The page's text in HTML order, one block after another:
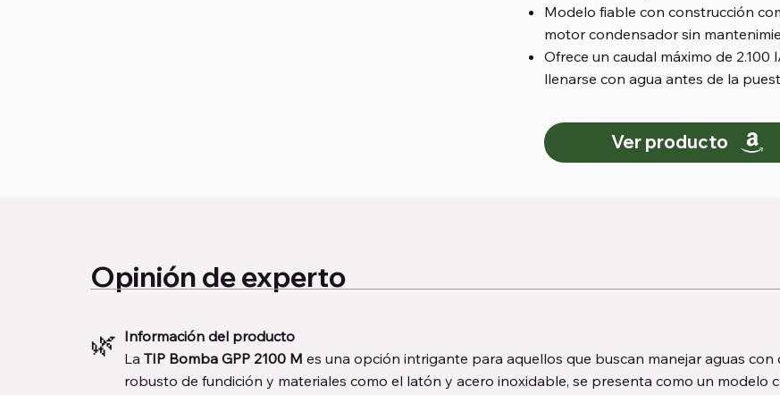
Modelo fiable con construcción
motor condensador sin
Ofrece un caudal máximo de
llenarse con agua antes de la
Ver producto
Opinión de experto
🌿 Información del producto
La TIP Bomba GPP 2100 M es una opción intrigante para aquellos que buscan manejar aguas
robusto de fundición y materiales como el latón y acero inoxidable, se presenta como un modelo